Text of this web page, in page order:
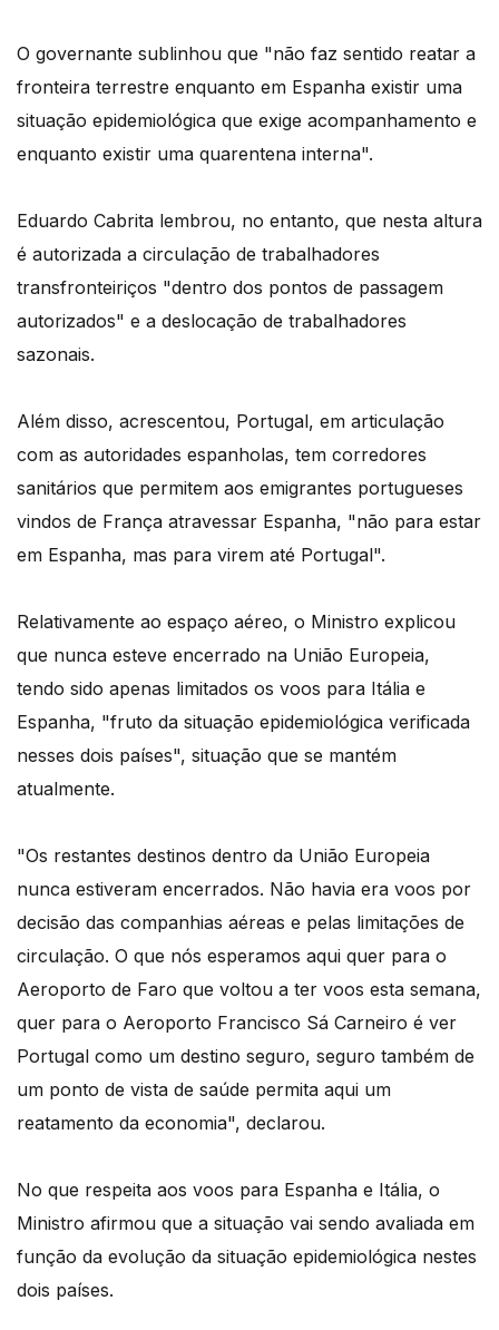
O governante sublinhou que "não faz sentido reatar a
fronteira terrestre enquanto em Espanha existir uma
situação epidemiológica que exige acompanhamento e
enquanto existir uma quarentena interna".
Eduardo Cabrita lembrou, no entanto, que nesta altura
é autorizada a circulação de trabalhadores
transfronteiriços "dentro dos pontos de passagem
autorizados" e a deslocação de trabalhadores
sazonais.
Além disso, acrescentou, Portugal, em articulação
com as autoridades espanholas, tem corredores
sanitários que permitem aos emigrantes portugueses
vindos de França atravessar Espanha, "não para estar
em Espanha, mas para virem até Portugal".
Relativamente ao espaço aéreo, o Ministro explicou
que nunca esteve encerrado na União Europeia,
tendo sido apenas limitados os voos para Itália e
Espanha, "fruto da situação epidemiológica verificada
nesses dois países", situação que se mantém
atualmente.
"Os restantes destinos dentro da União Europeia
nunca estiveram encerrados. Não havia era voos por
decisão das companhias aéreas e pelas limitações de
circulação. O que nós esperamos aqui quer para o
Aeroporto de Faro que voltou a ter voos esta semana,
quer para o Aeroporto Francisco Sá Carneiro é ver
Portugal como um destino seguro, seguro também de
um ponto de vista de saúde permita aqui um
reatamento da economia", declarou.
No que respeita aos voos para Espanha e Itália, o
Ministro afirmou que a situação vai sendo avaliada em
função da evolução da situação epidemiológica nestes
dois países.